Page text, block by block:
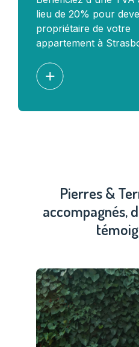
lieu de 20% pour
propriétaire de votre
appartement à
Pierres &
accompagnés,